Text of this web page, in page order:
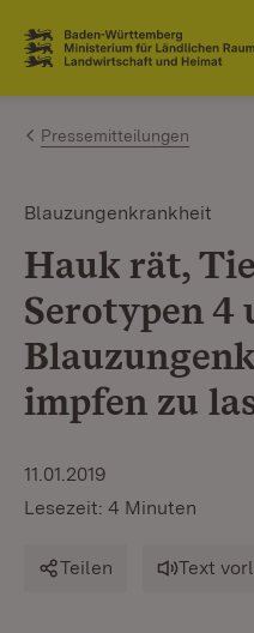
Zum Inhalt springen
Link zur Startseite
Pressemitteilungen
Blauzungenkrankheit
Hauk rät,
Serotypen 4
impfen zu
11.01.2019
Lesezeit: 4 Minuten
Teilen Text